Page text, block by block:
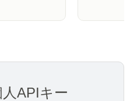
APIキー